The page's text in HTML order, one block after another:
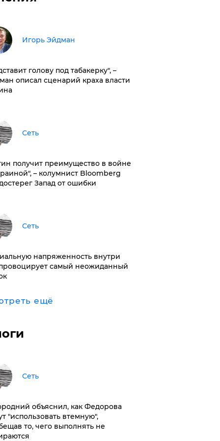
Игорь Эйдман
голову под табакерку", –
описал сценарий краха власти
Сеть
получит преимущество в войне
– колумнист Bloomberg
Запад от ошибки
Сеть
напряженность внутри
самый неожиданный
ещё
Сеть
объяснил, как Федорова
"использовать втемную",
то, чего выполнять не